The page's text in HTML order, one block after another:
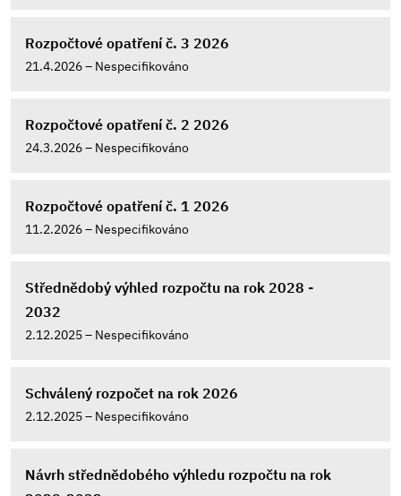
Rozpočtové opatření č. 3 2026
21.4.2026 – Nespecifikováno
Rozpočtové opatření č. 2 2026
24.3.2026 – Nespecifikováno
Rozpočtové opatření č. 1 2026
11.2.2026 – Nespecifikováno
Střednědobý výhled rozpočtu na rok 2028 -
2032
2.12.2025 – Nespecifikováno
Schválený rozpočet na rok 2026
2.12.2025 – Nespecifikováno
Návrh střednědobého výhledu rozpočtu na rok